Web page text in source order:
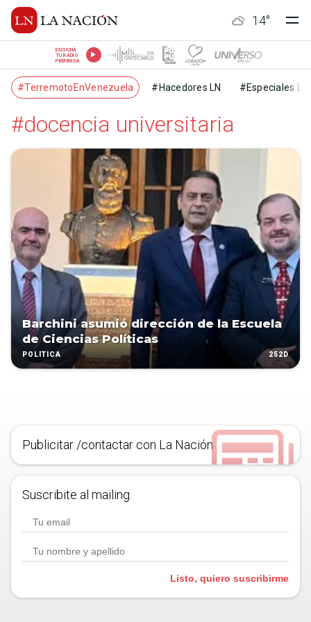
14°
ESCUCHÁ
TU RADIO
PREFERIDA
#TerremotoEnVenezuela #Hacedores LN #Especiales LN
#docencia universitaria
Barchini asumió dirección de la Escuela
de Ciencias Políticas
POLÍTICA 252D
Publicitar /contactar con La Nación
Suscribite al mailing.
Listo, quiero suscribirme